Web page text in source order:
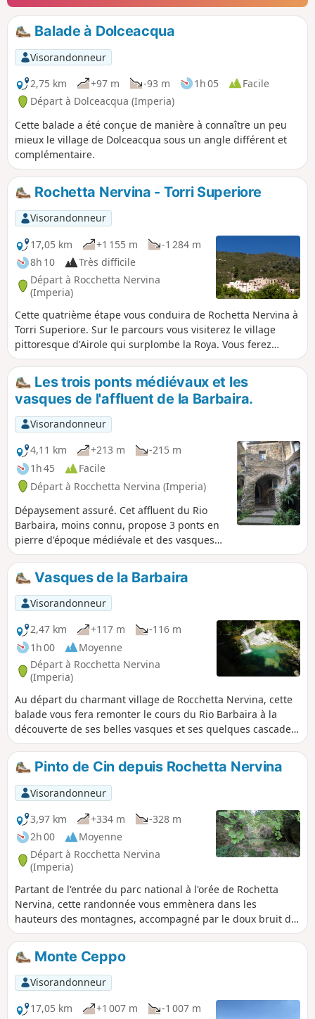
Balade à Dolceacqua
Visorandonneur
2,75 km
+97 m -93 m 1h 05
Facile
Départ à Dolceacqua (Imperia)
Cette balade a été conçue de manière à connaître un peu
mieux le village de Dolceacqua sous un angle différent et
complémentaire.
Rochetta Nervina - Torri Superiore
Visorandonneur
17,05 km
+1 155 m
-1 284 m
8h 10
Très difficile
Départ à Rocchetta Nervina
(Imperia)
Cette quatrième étape vous conduira de Rochetta Nervina à
Torri Superiore. Sur le parcours vous visiterez le village
pittoresque d'Airole qui surplombe la Roya. Vous ferez
étape dans l'écovillage de Torri Superiore. Ce village
médiéval en ruine dans les années 90 a été entièrement
reconstruit par des bénévoles.
Les trois ponts médiévaux et les
vasques de l'affluent de la Barbaira.
Visorandonneur
4,11 km
+213 m
-215 m
1h 45
Facile
Départ à Rocchetta Nervina (Imperia)
Dépaysement assuré. Cet affluent du Rio
Barbaira, moins connu, propose 3 ponts en
pierre d'époque médiévale et des vasques
aux eaux vertes. C'est la promesse d'un lieu
discret et d’une baignade assurée. Peut-être
une belle raison de réaliser cette balade. Au
retour, le village de Roccheta Nervina fait
découvrir un site totalement préservé, aux
ruelles étroites. C'est un bond de cinquante
ans en arrière.
Vasques de la Barbaira
Visorandonneur
2,47 km
+117 m
-116 m
1h 00
Moyenne
Départ à Rocchetta Nervina
(Imperia)
Au départ du charmant village de Rocchetta Nervina, cette
balade vous fera remonter le cours du Rio Barbaira à la
découverte de ses belles vasques et ses quelques cascades.
Au retour, un petit tour dans le vieux village agrémentera
cette jolie sortie en Italie.
Pinto de Cin depuis Rochetta Nervina
Visorandonneur
3,97 km
+334 m
-328 m
2h 00
Moyenne
Départ à Rocchetta Nervina
(Imperia)
Partant de l'entrée du parc national à l'orée de Rochetta
Nervina, cette randonnée vous emmènera dans les
hauteurs des montagnes, accompagné par le doux bruit de
la Barbaira, jusqu'au Pont de Cin.Certains passages sont à
flan de falaise, avec des sentiers caillouteux, à éviter s'il a
plu précédemment. Par beau temps, ces passages ne sont
pas particulièrement difficiles.
Monte Ceppo
Visorandonneur
17,05 km
+1 007 m
-1 007 m